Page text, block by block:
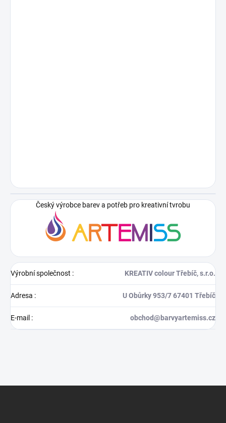
Český výrobce barev a potřeb pro kreativní tvrobu
Výrobní společnost : KREATIV colour Třebíč, s.r.o.
Adresa : U Obůrky 953/7 67401 Třebíč
E-mail : obchod@barvyartemiss.cz